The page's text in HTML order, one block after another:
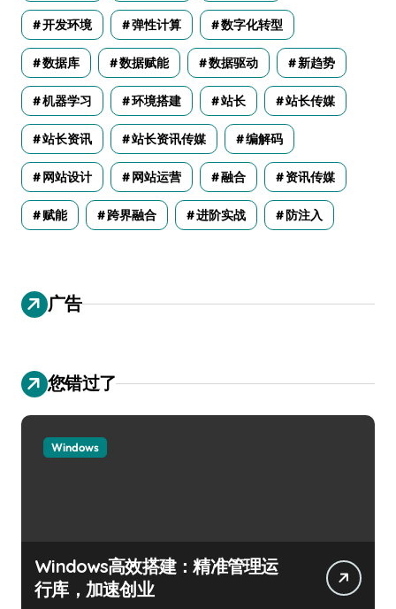
开发环境 弹性计算 数字化转型
数据库 数据赋能 数据驱动 新趋势
机器学习 环境搭建 站长 站长传媒
站长资讯 站长资讯传媒 编解码
网站设计 网站运营 融合 资讯传媒
赋能 跨界融合 进阶实战 防注入
广告
您错过了
Windows
Windows高效搭建：精准管理运
行库，加速创业